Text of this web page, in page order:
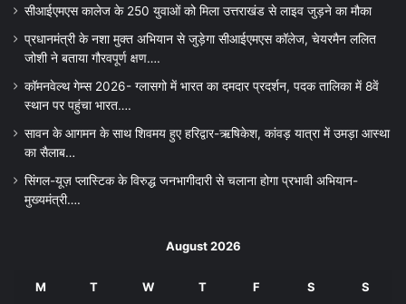
सीआईएमएस कालेज के 250 युवाओं को मिला उत्तराखंड से लाइव जुड़ने का मौका
प्रधानमंत्री के नशा मुक्त अभियान से जुड़ेगा सीआईएमएस कॉलेज, चेयरमैन ललित
जोशी ने बताया गौरवपूर्ण क्षण….
कॉमनवेल्थ गेम्स 2026- ग्लासगो में भारत का दमदार प्रदर्शन, पदक तालिका में 8वें
स्थान पर पहुंचा भारत….
सावन के आगमन के साथ शिवमय हुए हरिद्वार-ऋषिकेश, कांवड़ यात्रा में उमड़ा आस्था
का सैलाब…
सिंगल-यूज़ प्लास्टिक के विरुद्ध जनभागीदारी से चलाना होगा प्रभावी अभियान-
मुख्यमंत्री….
August 2026
M T W T F S S